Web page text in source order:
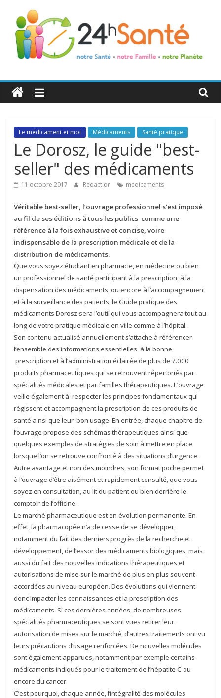
24h
Santé
La
santé
toute
famille
Le médicament et moi Médicaments Santé pratique
Le Dorosz, le guide "best-
seller" des médicaments
11 octobre 2017 Rédaction médicaments
Véritable best-seller, l’ouvrage professionnel s’est imposé
au fil de ses éditions à tous les publics comme une
référence à la fois exhaustive et concise, voire
indispensable de la prescription médicale et de la
distribution de médicaments.
Que vous soyez étudiant en pharmacie, en médecine ou bien
un professionnel de santé participant à la prescription, à la
dispensation des médicaments, ou encore à l’accompagnement
et à la surveillance des patients, le Guide pratique des
médicaments Dorosz sera l’outil qui vous accompagnera tout au
long de votre pratique médicale en ville comme à l’hôpital.
Son contenu actualisé annuellement s’attache à référencer
l’ensemble des informations essentielles à la bonne
prescription et à l’administration éclairée de plus de 7.000
produits pharmaceutiques qui se retrouvent répertoriés par
spécialités médicales et par familles thérapeutiques. L’ouvrage
veille également à respecter les principes fondamentaux qui
régissent et accompagnent la prescription de ces produits de
santé ainsi que leur bon usage. En entrée, chaque chapitre de
l’ouvrage propose des schémas thérapeutiques ainsi que
quelques exemples de stratégies de soin à mettre en place
lorsque l’on se retrouve confronté à des situations d’urgence.
Autre avantage et non des moindres, son format poche permet
à l’ouvrage d’être aisément et rapidement consulté, que vous
soyez en consultation, au lit du patient ou bien derrière le
comptoir de l’officine.
Le marché pharmaceutique est en évolution permanente. En
effet, la pharmacopée n’a de cesse de se développer,
notamment du fait des derniers progrès de la recherche et
développement, de l’essor des médicaments biologiques, mais
aussi du fait des nouvelles indications thérapeutiques et
autorisations de mise sur le marché de plus en plus souvent
accordées au niveau européen. Des évolutions qui viennent
donc impacter les connaissances et la prescription des
médicaments. Si ces dernières années, de nombreuses
spécialités pharmaceutiques se sont vues retirer leur
autorisation de mises sur le marché, d’autres traitements ont vu
leurs précautions d’usage renforcées. De nouvelles molécules
sont également apparues, notamment par exemple certains
médicaments indiqués pour le traitement de l’hépatite C ou
encore du cancer.
C’est pourquoi, chaque année, l’intégralité des molécules